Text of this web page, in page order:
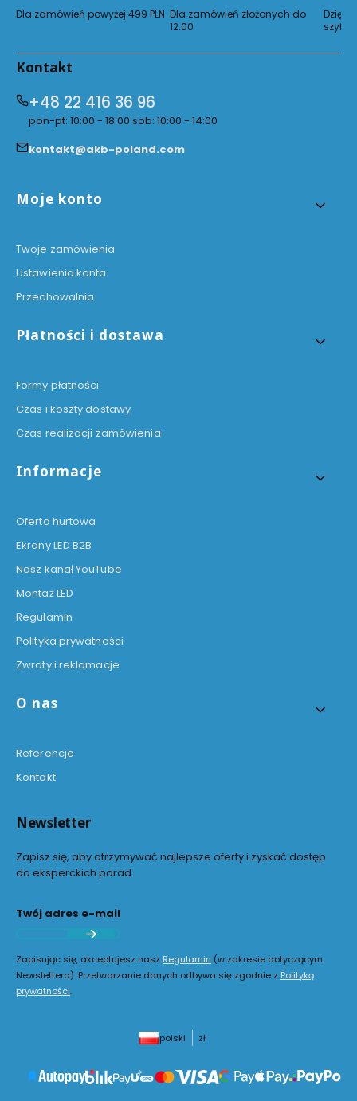
Dla zamówień powyżej 499 PLN Dla zamówień złożonych do
12:00
Dzięki
Kontakt
+48 22 416 36 96
pon-pt: 10:00 - 18:00 sob: 10:00 - 14:00
kontakt@akb-poland.com
Linki w stopce
Moje konto
Twoje zamówienia
Ustawienia konta
Przechowalnia
Płatności i dostawa
Formy płatności
Czas i koszty dostawy
Czas realizacji zamówienia
Informacje
Oferta hurtowa
Ekrany LED B2B
Nasz kanał YouTube
Montaż LED
Regulamin
Polityka prywatności
Zwroty i reklamacje
O nas
Referencje
Kontakt
Newsletter
Zapisz się, aby otrzymywać najlepsze oferty i zyskać dostęp
do eksperckich porad.
Twój adres e-mail
Zapisując się, akceptujesz nasz Regulamin (w zakresie dotyczącym
Newslettera). Przetwarzanie danych odbywa się zgodnie z Polityką
prywatności.
polski zł